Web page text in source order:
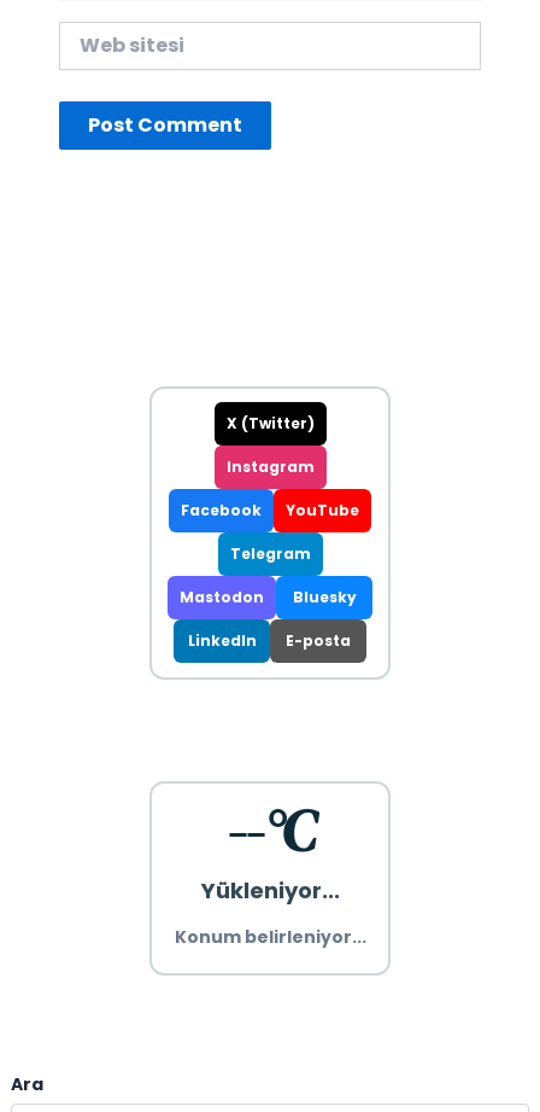
sitesi
X (Twitter)
Instagram
Facebook YouTube
Telegram
Mastodon Bluesky
LinkedIn E-posta
--°C
Yükleniyor...
Konum belirleniyor...
Ara